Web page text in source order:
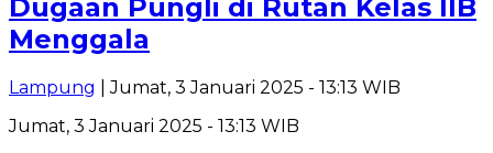
Dugaan Pungli di Rutan Kelas IIB
Menggala
Lampung
| Jumat, 3 Januari 2025 - 13:13 WIB
Jumat, 3 Januari 2025 - 13:13 WIB